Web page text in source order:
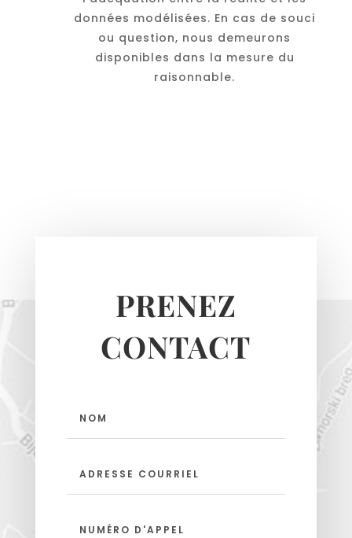
données modélisées. En cas de souci
ou question, nous demeurons
disponibles dans la mesure du
raisonnable.
PRENEZ
CONTACT